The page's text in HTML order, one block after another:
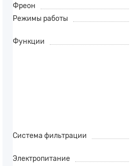
Фреон
Режимы работы
Функции
Система фильтрации
Электропитание